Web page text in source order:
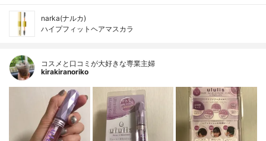
narka(ナルカ)
ハイプフィットヘアマスカラ
コスメと口コミが大好きな専業主婦
kirakiranoriko